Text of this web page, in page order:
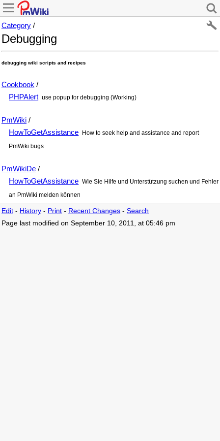
Category /
Debugging
debugging wiki scripts and recipes
Cookbook /
PHPAlert use popup for debugging (Working)
PmWiki /
HowToGetAssistance
How to seek help and assistance and report
PmWiki bugs
PmWikiDe /
HowToGetAssistance Wie Sie Hilfe und Unterstützung suchen und Fehler
an PmWiki melden können
Edit - History - Print - Recent Changes - Search
Page last modified on September 10, 2011, at 05:46 pm